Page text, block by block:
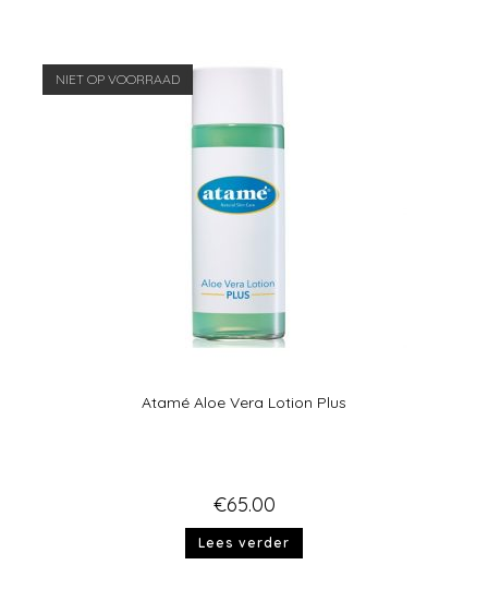
NIET OP VOORRAAD
Atamé Aloe Vera Lotion Plus
€65.00
Lees verder